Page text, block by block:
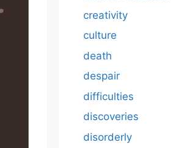
creativity
culture
death
despair
difficulties
discoveries
disorderly